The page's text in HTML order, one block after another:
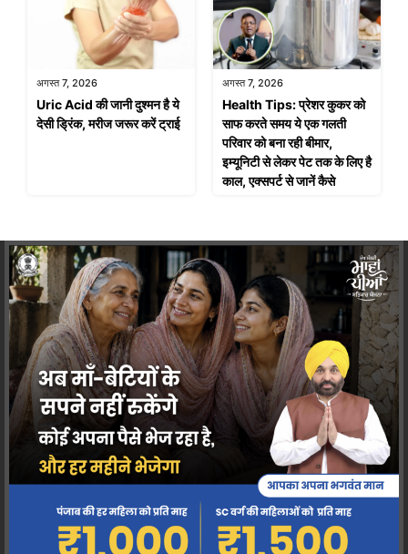
अगस्त 7, 2026
Uric Acid की जानी दुश्मन है ये
देसी ड्रिंक, मरीज जरूर करें ट्राई
अगस्त 7, 2026
Health Tips: प्रेशर कुकर को
साफ करते समय ये एक गलती
परिवार को बना रही बीमार,
इम्यूनिटी से लेकर पेट तक के लिए है
काल, एक्सपर्ट से जानें कैसे